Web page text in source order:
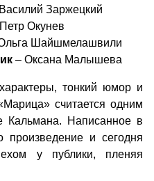
Заржецкий
Окунев
Шайшмелашвили
– Оксана Малышева
тонкий юмор и
считается одним
Кальмана. Написанное в
произведение и сегодня
у публики, пленяя